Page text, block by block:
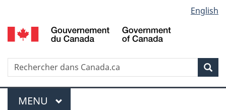
au
contenu
propos
de
la
HTML
simplifiée
selection
English
Recherche
Menu
MENU PRINCIPAL